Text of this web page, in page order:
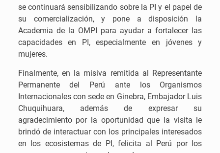
se continuará sensibilizando sobre la PI y el papel de
su comercialización, y pone a disposición la
Academia de la OMPI para ayudar a fortalecer las
capacidades en PI, especialmente en jóvenes y
mujeres.
Finalmente, en la misiva remitida al Representante
Permanente del Perú ante los Organismos
Internacionales con sede en Ginebra, Embajador Luis
Chuquihuara, además de expresar su
agradecimiento por la oportunidad que la visita le
brindó de interactuar con los principales interesados
en los ecosistemas de PI, felicita al Perú por los